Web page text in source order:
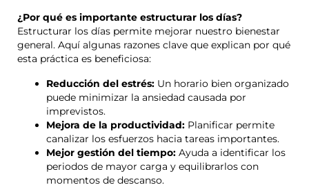
¿Por qué es importante estructurar los días?
Estructurar los días permite mejorar nuestro bienestar
general. Aquí algunas razones clave que explican por qué
esta práctica es beneficiosa:
Reducción del estrés: Un horario bien organizado
puede minimizar la ansiedad causada por
imprevistos.
Mejora de la productividad: Planificar permite
canalizar los esfuerzos hacia tareas importantes.
Mejor gestión del tiempo: Ayuda a identificar los
periodos de mayor carga y equilibrarlos con
momentos de descanso.